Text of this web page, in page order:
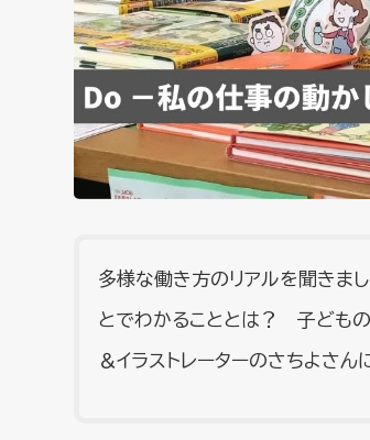
多様な働き方のリアルを聞きま
とでわかることとは？ 子どもの
＆イラストレーターのさちよさん